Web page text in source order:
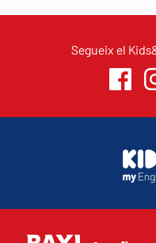
Segueix el